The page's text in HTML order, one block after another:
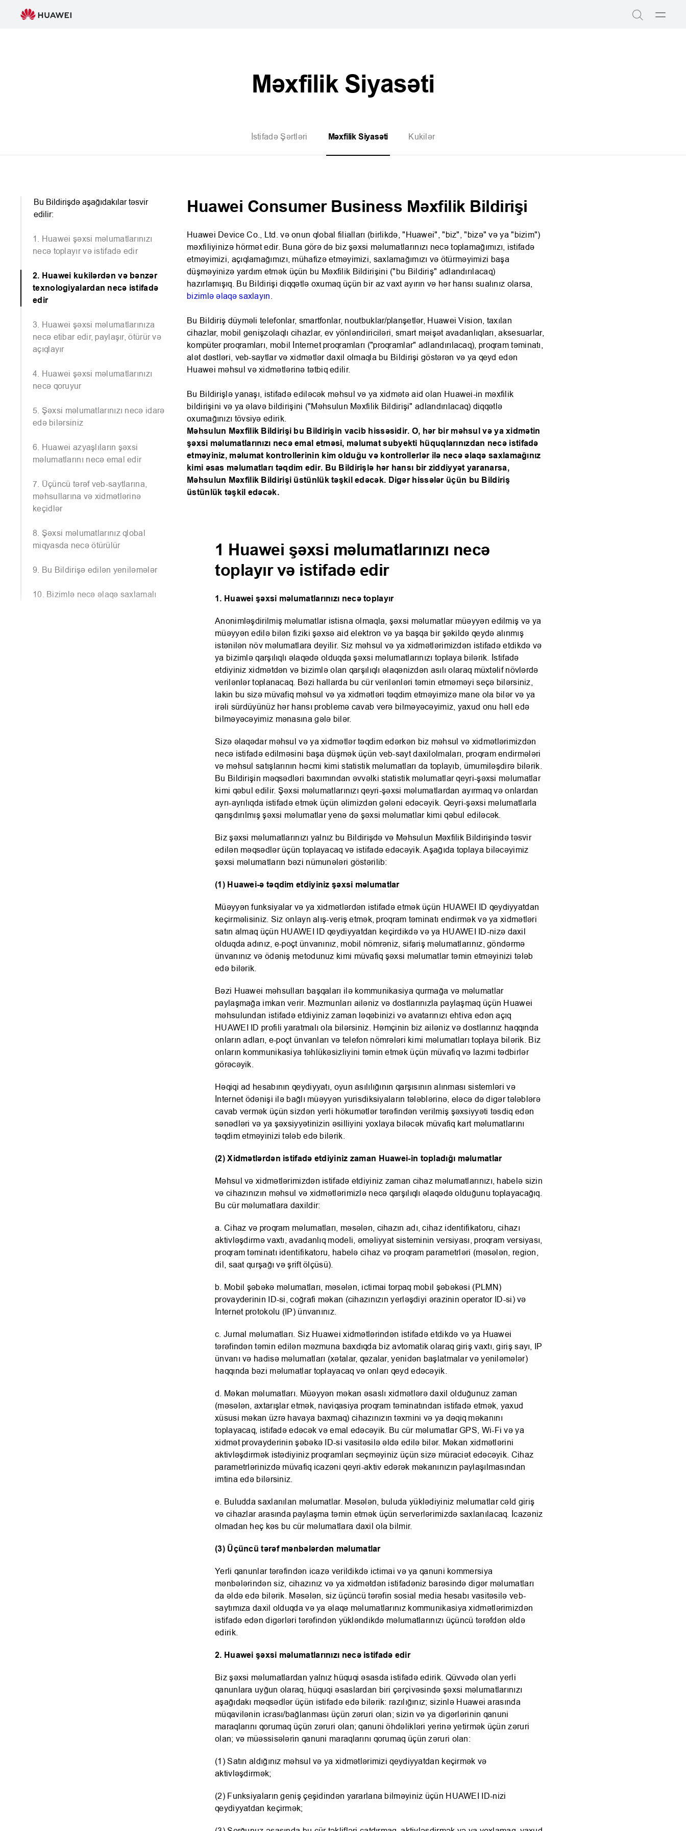
privacy-
statement-
Menyu
Məxfilik Siyasəti
İstifadə Şərtləri Məxfilik Siyasəti Kukilər
Bu Bildirişdə aşağıdakılar təsvir
edilir:
1. Huawei şəxsi məlumatlarınızı
necə toplayır və istifadə edir
2. Huawei kukilərdən və bənzər
texnologiyalardan necə istifadə
edir
3. Huawei şəxsi məlumatlarınıza
necə etibar edir, paylaşır, ötürür və
açıqlayır
4. Huawei şəxsi məlumatlarınızı
necə qoruyur
5. Şəxsi məlumatlarınızı necə idarə
edə bilərsiniz
6. Huawei azyaşlıların şəxsi
məlumatlarını necə emal edir
7. Üçüncü tərəf veb-saytlarına,
məhsullarına və xidmətlərinə
keçidlər
8. Şəxsi məlumatlarınız qlobal
miqyasda necə ötürülür
9. Bu Bildirişə edilən yeniləmələr
10. Bizimlə necə əlaqə saxlamalı
Huawei Consumer Business Məxfilik Bildirişi
Huawei Device Co., Ltd. və onun qlobal filialları (birlikdə, "Huawei", "biz", "bizə" və ya "bizim")
məxfiliyinizə hörmət edir. Buna görə də biz şəxsi məlumatlarınızı necə toplamağımızı, istifadə
etməyimizi, açıqlamağımızı, mühafizə etməyimizi, saxlamağımızı və ötürməyimizi başa
düşməyinizə yardım etmək üçün bu Məxfilik Bildirişini ("bu Bildiriş" adlandırılacaq)
hazırlamışıq. Bu Bildirişi diqqətlə oxumaq üçün bir az vaxt ayırın və hər hansı sualınız olarsa,
bizimlə əlaqə saxlayın.
Bu Bildiriş düyməli telefonlar, smartfonlar, noutbuklar/planşetlər, Huawei Vision, taxılan
cihazlar, mobil genişzolaqlı cihazlar, ev yönləndiriciləri, smart məişət avadanlıqları, aksesuarlar,
kompüter proqramları, mobil İnternet proqramları ("proqramlar" adlandırılacaq), proqram təminatı,
alət dəstləri, veb-saytlar və xidmətlər daxil olmaqla bu Bildirişi göstərən və ya qeyd edən
Huawei məhsul və xidmətlərinə tətbiq edilir.
Bu Bildirişlə yanaşı, istifadə ediləcək məhsul və ya xidmətə aid olan Huawei-in məxfilik
bildirişini və ya əlavə bildirişini ("Məhsulun Məxfilik Bildirişi" adlandırılacaq) diqqətlə
oxumağınızı tövsiyə edirik.
Məhsulun Məxfilik Bildirişi bu Bildirişin vacib hissəsidir. O, hər bir məhsul və ya xidmətin
şəxsi məlumatlarınızı necə emal etməsi, məlumat subyekti hüquqlarınızdan necə istifadə
etməyiniz, məlumat kontrollerinin kim olduğu və kontrollerlər ilə necə əlaqə saxlamağınız
kimi əsas məlumatları təqdim edir. Bu Bildirişlə hər hansı bir ziddiyyət yaranarsa,
Məhsulun Məxfilik Bildirişi üstünlük təşkil edəcək. Digər hissələr üçün bu Bildiriş
üstünlük təşkil edəcək.
1 Huawei şəxsi məlumatlarınızı necə
toplayır və istifadə edir
1. Huawei şəxsi məlumatlarınızı necə toplayır
Anonimləşdirilmiş məlumatlar istisna olmaqla, şəxsi məlumatlar müəyyən edilmiş və ya
müəyyən edilə bilən fiziki şəxsə aid elektron və ya başqa bir şəkildə qeydə alınmış
istənilən növ məlumatlara deyilir. Siz məhsul və ya xidmətlərimizdən istifadə etdikdə və
ya bizimlə qarşılıqlı əlaqədə olduqda şəxsi məlumatlarınızı toplaya bilərik. İstifadə
etdiyiniz xidmətdən və bizimlə olan qarşılıqlı əlaqənizdən asılı olaraq müxtəlif növlərdə
verilənlər toplanacaq. Bəzi hallarda bu cür verilənləri təmin etməməyi seçə bilərsiniz,
lakin bu sizə müvafiq məhsul və ya xidmətləri təqdim etməyimizə mane ola bilər və ya
irəli sürdüyünüz hər hansı problemə cavab verə bilməyəcəyimiz, yaxud onu həll edə
bilməyəcəyimiz mənasına gələ bilər.
Sizə əlaqədar məhsul və ya xidmətlər təqdim edərkən biz məhsul və xidmətlərimizdən
necə istifadə edilməsini başa düşmək üçün veb-sayt daxilolmaları, proqram endirmələri
və məhsul satışlarının həcmi kimi statistik məlumatları da toplayıb, ümumiləşdirə bilərik.
Bu Bildirişin məqsədləri baxımından əvvəlki statistik məlumatlar qeyri-şəxsi məlumatlar
kimi qəbul edilir. Şəxsi məlumatlarınızı qeyri-şəxsi məlumatlardan ayırmaq və onlardan
ayrı-ayrılıqda istifadə etmək üçün əlimizdən gələni edəcəyik. Qeyri-şəxsi məlumatlarla
qarışdırılmış şəxsi məlumatlar yenə də şəxsi məlumatlar kimi qəbul ediləcək.
Biz şəxsi məlumatlarınızı yalnız bu Bildirişdə və Məhsulun Məxfilik Bildirişində təsvir
edilən məqsədlər üçün toplayacaq və istifadə edəcəyik. Aşağıda toplaya biləcəyimiz
şəxsi məlumatların bəzi nümunələri göstərilib:
(1) Huawei-ə təqdim etdiyiniz şəxsi məlumatlar
Müəyyən funksiyalar və ya xidmətlərdən istifadə etmək üçün HUAWEI ID qeydiyyatdan
keçirməlisiniz. Siz onlayn alış-veriş etmək, proqram təminatı endirmək və ya xidmətləri
satın almaq üçün HUAWEI ID qeydiyyatdan keçirdikdə və ya HUAWEI ID-nizə daxil
olduqda adınız, e-poçt ünvanınız, mobil nömrəniz, sifariş məlumatlarınız, göndərmə
ünvanınız və ödəniş metodunuz kimi müvafiq şəxsi məlumatlar təmin etməyinizi tələb
edə bilərik.
Bəzi Huawei məhsulları başqaları ilə kommunikasiya qurmağa və məlumatlar
paylaşmağa imkan verir. Məzmunları ailəniz və dostlarınızla paylaşmaq üçün Huawei
məhsulundan istifadə etdiyiniz zaman ləqəbinizi və avatarınızı ehtiva edən açıq
HUAWEI ID profili yaratmalı ola bilərsiniz. Həmçinin biz ailəniz və dostlarınız haqqında
onların adları, e-poçt ünvanları və telefon nömrələri kimi məlumatları toplaya bilərik. Biz
onların kommunikasiya təhlükəsizliyini təmin etmək üçün müvafiq və lazımi tədbirlər
görəcəyik.
Həqiqi ad hesabının qeydiyyatı, oyun asılılığının qarşısının alınması sistemləri və
İnternet ödənişi ilə bağlı müəyyən yurisdiksiyaların tələblərinə, eləcə də digər tələblərə
cavab vermək üçün sizdən yerli hökumətlər tərəfindən verilmiş şəxsiyyəti təsdiq edən
sənədləri və ya şəxsiyyətinizin əsilliyini yoxlaya biləcək müvafiq kart məlumatlarını
təqdim etməyinizi tələb edə bilərik.
(2) Xidmətlərdən istifadə etdiyiniz zaman Huawei-in topladığı məlumatlar
Məhsul və xidmətlərimizdən istifadə etdiyiniz zaman cihaz məlumatlarınızı, habelə sizin
və cihazınızın məhsul və xidmətlərimizlə necə qarşılıqlı əlaqədə olduğunu toplayacağıq.
Bu cür məlumatlara daxildir:
a. Cihaz və proqram məlumatları, məsələn, cihazın adı, cihaz identifikatoru, cihazı
aktivləşdirmə vaxtı, avadanlıq modeli, əməliyyat sisteminin versiyası, proqram versiyası,
proqram təminatı identifikatoru, habelə cihaz və proqram parametrləri (məsələn, region,
dil, saat qurşağı və şrift ölçüsü).
b. Mobil şəbəkə məlumatları, məsələn, ictimai torpaq mobil şəbəkəsi (PLMN)
provayderinin ID-si, coğrafi məkan (cihazınızın yerləşdiyi ərazinin operator ID-si) və
İnternet protokolu (IP) ünvanınız.
c. Jurnal məlumatları. Siz Huawei xidmətlərindən istifadə etdikdə və ya Huawei
tərəfindən təmin edilən məzmuna baxdıqda biz avtomatik olaraq giriş vaxtı, giriş sayı, IP
ünvanı və hadisə məlumatları (xətalar, qəzalar, yenidən başlatmalar və yeniləmələr)
haqqında bəzi məlumatlar toplayacaq və onları qeyd edəcəyik.
d. Məkan məlumatları. Müəyyən məkan əsaslı xidmətlərə daxil olduğunuz zaman
(məsələn, axtarışlar etmək, naviqasiya proqram təminatından istifadə etmək, yaxud
xüsusi məkan üzrə havaya baxmaq) cihazınızın təxmini və ya dəqiq məkanını
toplayacaq, istifadə edəcək və emal edəcəyik. Bu cür məlumatlar GPS, Wi-Fi və ya
xidmət provayderinin şəbəkə ID-si vasitəsilə əldə edilə bilər. Məkan xidmətlərini
aktivləşdirmək istədiyiniz proqramları seçməyiniz üçün sizə müraciət edəcəyik. Cihaz
parametrlərinizdə müvafiq icazəni qeyri-aktiv edərək məkanınızın paylaşılmasından
imtina edə bilərsiniz.
e. Buludda saxlanılan məlumatlar. Məsələn, buluda yüklədiyiniz məlumatlar cəld giriş
və cihazlar arasında paylaşma təmin etmək üçün serverlərimizdə saxlanılacaq. İcazəniz
olmadan heç kəs bu cür məlumatlara daxil ola bilmir.
(3) Üçüncü tərəf mənbələrdən məlumatlar
Yerli qanunlar tərəfindən icazə verildikdə ictimai və ya qanuni kommersiya
mənbələrindən siz, cihazınız və ya xidmətdən istifadəniz barəsində digər məlumatları
da əldə edə bilərik. Məsələn, siz üçüncü tərəfin sosial media hesabı vasitəsilə veb-
saytımıza daxil olduqda və ya əlaqə məlumatlarınız kommunikasiya xidmətlərimizdən
istifadə edən digərləri tərəfindən yükləndikdə məlumatlarınızı üçüncü tərəfdən əldə
edirik.
2. Huawei şəxsi məlumatlarınızı necə istifadə edir
Biz şəxsi məlumatlardan yalnız hüquqi əsasda istifadə edirik. Qüvvədə olan yerli
qanunlara uyğun olaraq, hüquqi əsaslardan biri çərçivəsində şəxsi məlumatlarınızı
aşağıdakı məqsədlər üçün istifadə edə bilərik: razılığınız; sizinlə Huawei arasında
müqavilənin icrası/bağlanması üçün zəruri olan; sizin və ya digərlərinin qanuni
maraqlarını qorumaq üçün zəruri olan; qanuni öhdəlikləri yerinə yetirmək üçün zəruri
olan; və müəssisələrin qanuni maraqlarını qorumaq üçün zəruri olan:
(1) Satın aldığınız məhsul və ya xidmətlərimizi qeydiyyatdan keçirmək və
aktivləşdirmək;
(2) Funksiyaların geniş çeşidindən yararlana bilməyiniz üçün HUAWEI ID-nizi
qeydiyyatdan keçirmək;